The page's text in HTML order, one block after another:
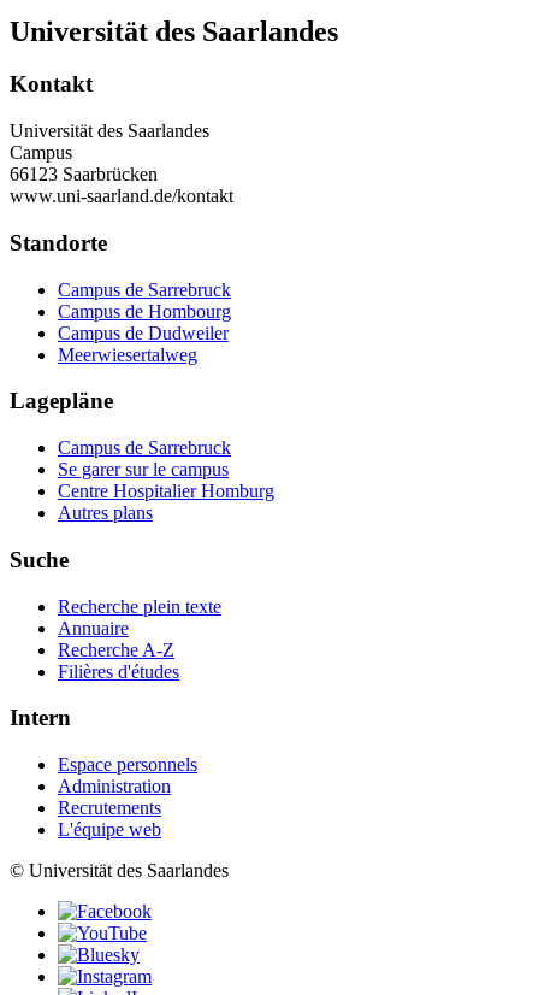
Universität des Saarlandes
Kontakt
Universität des Saarlandes
Campus
66123 Saarbrücken
www.uni-saarland.de/kontakt
Standorte
Campus de Sarrebruck
Campus de Hombourg
Campus de Dudweiler
Meerwiesertalweg
Lagepläne
Campus de Sarrebruck
Se garer sur le campus
Centre Hospitalier Homburg
Autres plans
Suche
Recherche plein texte
Annuaire
Recherche A-Z
Filières d'études
Intern
Espace personnels
Administration
Recrutements
L'équipe web
© Universität des Saarlandes